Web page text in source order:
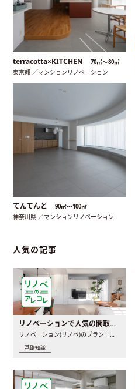
terracotta×KITCHEN 70㎡〜80㎡
東京都 ／マンションリノベーション
てんてんと 90㎡〜100㎡
神奈川県 ／マンションリノベーション
人気の記事
リノベーションで人気の間取りとは？トレンドの間取りと実例を徹底解説
リノベーション(リノベ)のプランニングで一番最初に決めるのは..
基礎知識